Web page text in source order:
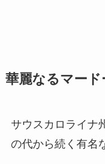
華麗なるマー
サウスカロライナ
の代から続く有名